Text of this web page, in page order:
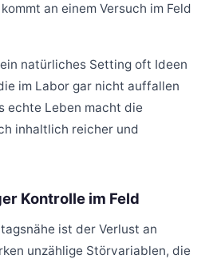
an einem Versuch im Feld
natürliches Setting oft Ideen
im Labor gar nicht auffallen
echte Leben macht die
inhaltlich reicher und
Kontrolle im Feld
ist der Verlust an
unzählige Störvariablen, die